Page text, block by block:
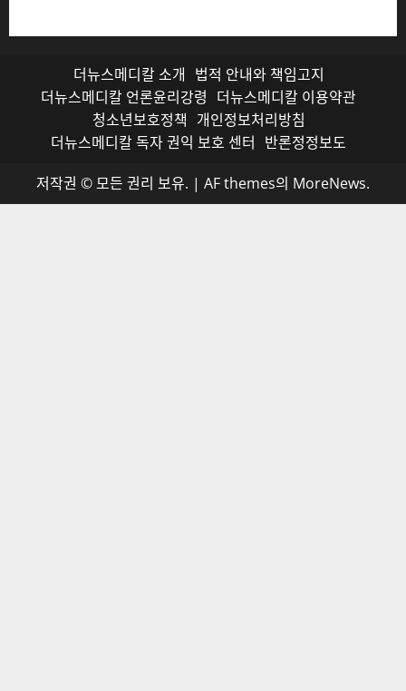
더뉴스메디칼 소개 법적 안내와 책임고지
더뉴스메디칼 언론윤리강령 더뉴스메디칼 이용약관
청소년보호정책 개인정보처리방침
더뉴스메디칼 독자 권익 보호 센터 반론정정보도
저작권 © 모든 권리 보유. | AF themes의 MoreNews.